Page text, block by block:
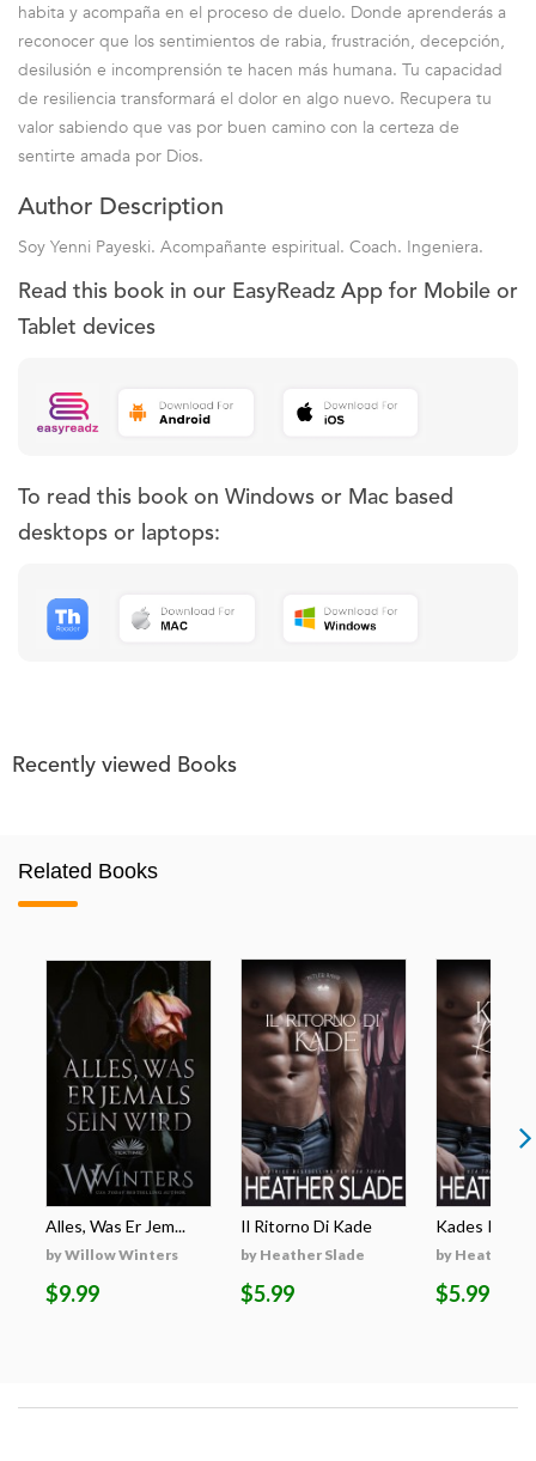
habita y acompaña en el proceso de duelo. Donde aprenderás a
reconocer que los sentimientos de rabia, frustración, decepción,
desilusión e incomprensión te hacen más humana. Tu capacidad
de resiliencia transformará el dolor en algo nuevo. Recupera tu
valor sabiendo que vas por buen camino con la certeza de
sentirte amada por Dios.
Author Description
Soy Yenni Payeski. Acompañante espiritual. Coach. Ingeniera.
Read this book in our EasyReadz App for Mobile or
Tablet devices
To read this book on Windows or Mac based
desktops or laptops:
Recently viewed Books
Related Books
Alles, Was Er Jem...
by Willow Winters
$9.99
Il Ritorno Di Kade
by Heather Slade
$5.99
Kades
by Heather
$5.99